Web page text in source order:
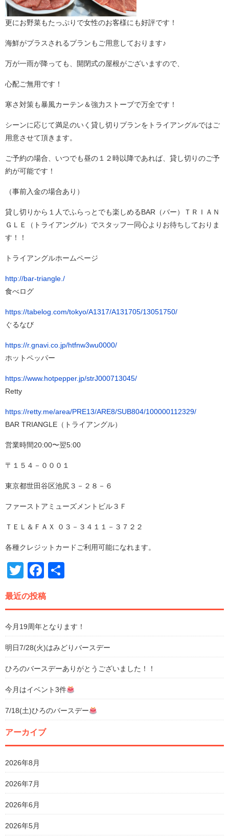
更にお野菜もたっぷりで女性のお客様にも好評です！
海鮮がプラスされるプランもご用意しております♪
万が一雨が降っても、開閉式の屋根がございますので、
心配ご無用です！
寒さ対策も暴風カーテン＆強力ストーブで万全です！
シーンに応じて満足のいく貸し切りプランをトライアングルではご
用意させて頂きます。
ご予約の場合、いつでも昼の１２時以降であれば、貸し切りのご予
約が可能です！
（事前入金の場合あり）
貸し切りから１人でふらっとでも楽しめるBAR（バー）ＴＲＩＡＮ
ＧＬＥ（トライアングル）でスタッフ一同心よりお待ちしておりま
す！！
トライアングルホームページ
http://bar-triangle./
食べログ
https://tabelog.com/tokyo/A1317/A131705/13051750/
ぐるなび
https://r.gnavi.co.jp/htfnw3wu0000/
ホットペッパー
https://www.hotpepper.jp/strJ000713045/
Retty
https://retty.me/area/PRE13/ARE8/SUB804/100000112329/
BAR TRIANGLE（トライアングル）
営業時間20:00〜翌5:00
〒１５４－０００１
東京都世田谷区池尻３－２８－６
ファーストアミューズメントビル３Ｆ
ＴＥＬ＆ＦＡＸ ‪０３－３４１１－３７２２‬
各種クレジットカードご利用可能になれます。
TwitterFacebook
最近の投稿
今月19周年となります！
明日7/28(火)はみどりバースデー
ひろのバースデーありがとうございました！！
今月はイベント3件
7/18(土)ひろのバースデー
アーカイブ
2026年8月
2026年7月
2026年6月
2026年5月